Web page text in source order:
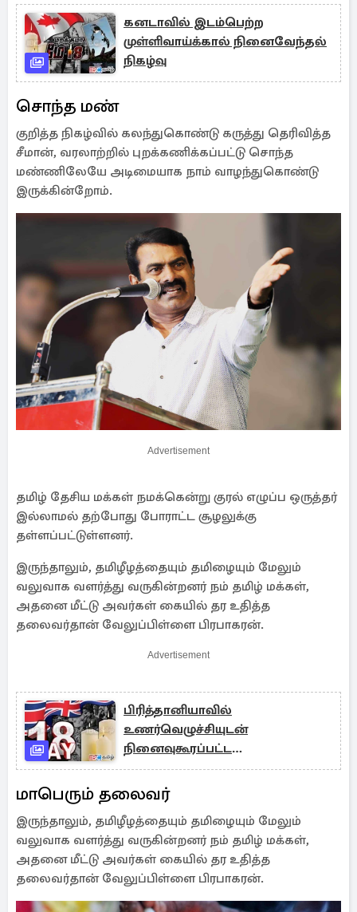
கனடாவில் இடம்பெற்ற
முள்ளிவாய்க்கால் நினைவேந்தல்
நிகழ்வு
சொந்த மண்
குறித்த நிகழ்வில் கலந்துகொண்டு கருத்து தெரிவித்த
சீமான், வரலாற்றில் புறக்கணிக்கப்பட்டு சொந்த
மண்ணிலேயே அடிமையாக நாம் வாழந்துகொண்டு
இருக்கின்றோம்.
Advertisement
தமிழ் தேசிய மக்கள் நமக்கென்று குரல் எழுப்ப ஒருத்தர்
இல்லாமல் தற்போது போராட்ட சூழலுக்கு
தள்ளப்பட்டுள்ளனர்.
இருந்தாலும், தமிழீழத்தையும் தமிழையும் மேலும்
வலுவாக வளர்த்து வருகின்றனர் நம் தமிழ் மக்கள்,
அதனை மீட்டு அவர்கள் கையில் தர உதித்த
தலைவர்தான் வேலுப்பிள்ளை பிரபாகரன்.
Advertisement
பிரித்தானியாவில்
உணர்வெழுச்சியுடன்
நினைவுகூரப்பட்ட
முள்ளிவாய்க்கால் நினைவேந்தல்
நிகழ்வு !
மாபெரும் தலைவர்
இருந்தாலும், தமிழீழத்தையும் தமிழையும் மேலும்
வலுவாக வளர்த்து வருகின்றனர் நம் தமிழ் மக்கள்,
அதனை மீட்டு அவர்கள் கையில் தர உதித்த
தலைவர்தான் வேலுப்பிள்ளை பிரபாகரன்.